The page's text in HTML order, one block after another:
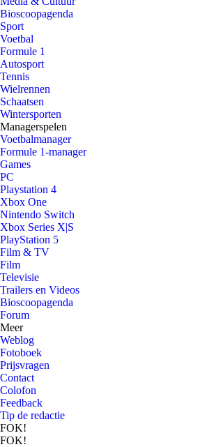
Bioscoopagenda
Sport
Voetbal
Formule 1
Autosport
Tennis
Wielrennen
Schaatsen
Wintersporten
Managerspelen
Voetbalmanager
Formule 1-manager
Games
PC
Playstation 4
Xbox One
Nintendo Switch
Xbox Series X|S
PlayStation 5
Film & TV
Film
Televisie
Trailers en Videos
Bioscoopagenda
Forum
Meer
Weblog
Fotoboek
Prijsvragen
Contact
Colofon
Feedback
Tip de redactie
FOK!
FOK!